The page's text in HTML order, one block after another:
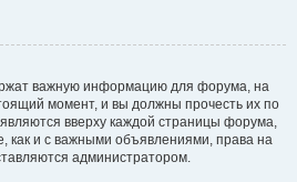
важную информацию для форума, на
момент, и вы должны прочесть их по
вверху каждой страницы форума,
как и с важными объявлениями, права на
администратором.